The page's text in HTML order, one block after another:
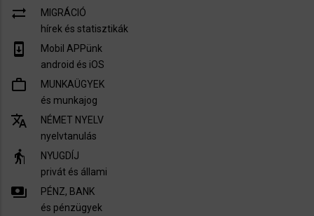
sync_alt
MIGRÁCIÓ
hírek és statisztikák
system_update
Mobil APPünk
android és iOS
work_outline
MUNKAÜGYEK
és munkajog
translate
NÉMET NYELV
nyelvtanulás
elderly
NYUGDÍJ
privát és állami
payments
PÉNZ, BANK
és pénzügyek